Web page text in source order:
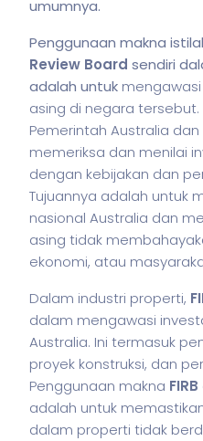
umumnya.
Penggunaan makna
Review Board sendiri
adalah untuk
asing di negara tersebut.
Pemerintah Australia
memeriksa dan menilai
dengan kebijakan dan
Tujuannya adalah untuk
nasional Australia dan
asing tidak
ekonomi, atau
Dalam industri properti,
dalam mengawasi
Australia. Ini termasuk
proyek konstruksi, dan
Penggunaan makna FIRB
adalah untuk
dalam properti tidak